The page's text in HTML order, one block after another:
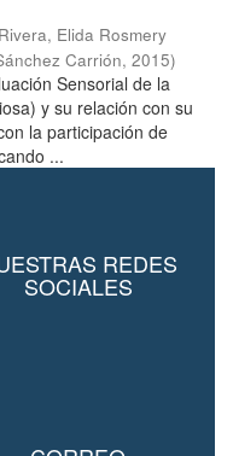
Elida Rosmery
Carrión, 2015)
Sensorial de la
y su relación con su
la participación de
...
REDES
SOCIALES